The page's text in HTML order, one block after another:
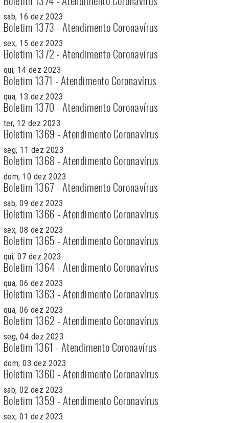
sab, 16 dez 2023
Boletim 1373 - Atendimento Coronavírus
sex, 15 dez 2023
Boletim 1372 - Atendimento Coronavírus
qui, 14 dez 2023
Boletim 1371 - Atendimento Coronavírus
qua, 13 dez 2023
Boletim 1370 - Atendimento Coronavírus
ter, 12 dez 2023
Boletim 1369 - Atendimento Coronavírus
seg, 11 dez 2023
Boletim 1368 - Atendimento Coronavírus
dom, 10 dez 2023
Boletim 1367 - Atendimento Coronavírus
sab, 09 dez 2023
Boletim 1366 - Atendimento Coronavírus
sex, 08 dez 2023
Boletim 1365 - Atendimento Coronavírus
qui, 07 dez 2023
Boletim 1364 - Atendimento Coronavírus
qua, 06 dez 2023
Boletim 1363 - Atendimento Coronavírus
qua, 06 dez 2023
Boletim 1362 - Atendimento Coronavírus
seg, 04 dez 2023
Boletim 1361 - Atendimento Coronavírus
dom, 03 dez 2023
Boletim 1360 - Atendimento Coronavírus
sab, 02 dez 2023
Boletim 1359 - Atendimento Coronavírus
sex, 01 dez 2023